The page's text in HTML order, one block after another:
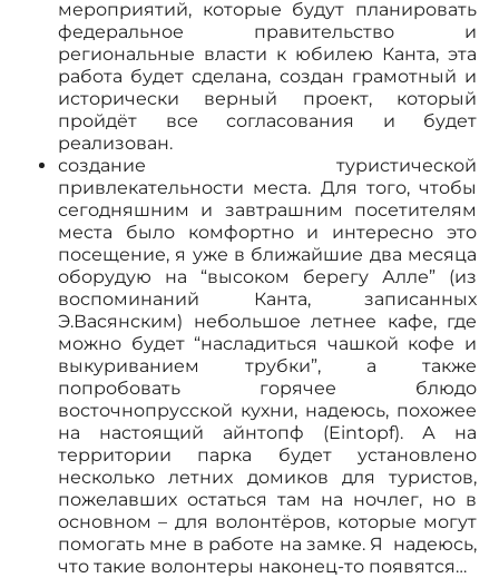
мероприятий, которые будут планировать
федеральное правительство и
региональные власти к юбилею Канта, эта
работа будет сделана, создан грамотный и
исторически верный проект, который
пройдёт все согласования и будет
реализован.
создание туристической
привлекательности места. Для того, чтобы
сегодняшним и завтрашним посетителям
места было комфортно и интересно это
посещение, я уже в ближайшие два месяца
оборудую на “высоком берегу Алле” (из
воспоминаний Канта, записанных
Э.Васянским) небольшое летнее кафе, где
можно будет “насладиться чашкой кофе и
выкуриванием трубки”, а также
попробовать горячее блюдо
восточнопрусской кухни, надеюсь, похожее
на настоящий айнтопф (Eintopf). А на
территории парка будет установлено
несколько летних домиков для туристов,
пожелавших остаться там на ночлег, но в
основном – для волонтёров, которые могут
помогать мне в работе на замке. Я надеюсь,
что такие волонтеры наконец-то появятся…